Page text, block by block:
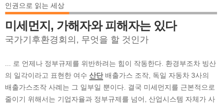
인권으로 읽는 세상
미세먼지, 가해자와 피해자는 있다
국가기후환경회의, 무엇을 할 것인가
... 로 언제나 정부규제를 위반하려는 힘이 작동한다. 환경부조차 빙산
의 일각이라고 표현한 여수 산단배출가스 조작, 독일 자동차 3사의
배출가스조작 사례는 그 일부일 뿐이다. 결국 미세먼지를 근본적으로
줄이기 위해서는 기업자율과 정부규제를 넘어, 산업시스템 자체가 사